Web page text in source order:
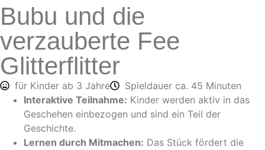
Bubu und die
verzauberte Fee
Glitterflitter
für Kinder ab 3 Jahre
Spieldauer ca. 45 Minuten
Interaktive Teilnahme: Kinder werden aktiv in das
Geschehen einbezogen und sind ein Teil der
Geschichte.
Lernen durch Mitmachen: Das Stück fördert die